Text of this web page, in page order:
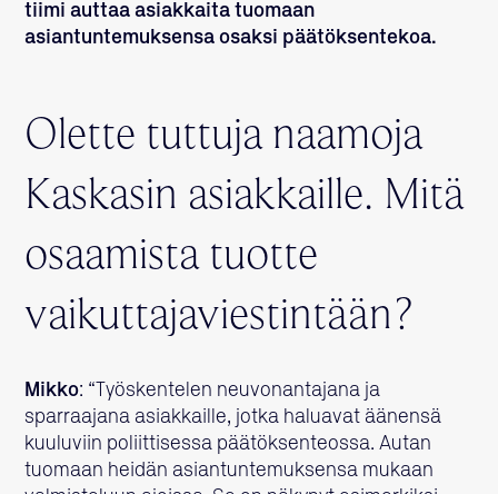
tiimi auttaa asiakkaita tuomaan
asiantuntemuksensa osaksi päätöksentekoa.
Olette tuttuja naamoja
Kaskasin asiakkaille. Mitä
osaamista tuotte
vaikuttajaviestintään?
Mikko: “Työskentelen neuvonantajana ja
sparraajana asiakkaille, jotka haluavat äänensä
kuuluviin poliittisessa päätöksenteossa. Autan
tuomaan heidän asiantuntemuksensa mukaan